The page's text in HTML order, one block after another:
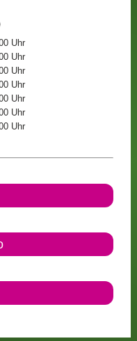
Uhr
Uhr
Uhr
Uhr
Uhr
Uhr
Uhr